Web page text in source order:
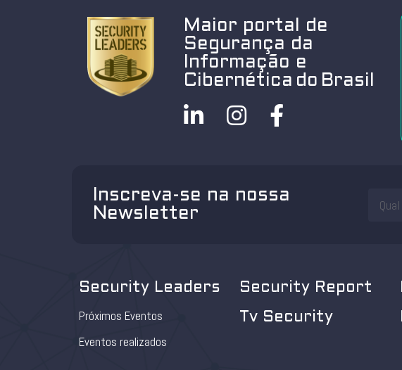
Maior portal de
Segurança da
Informação e
Cibernética do Brasil
Inscreva-se na nossa
Newsletter
Security Leaders
Próximos Eventos
Eventos realizados
Security Report
Tv Security